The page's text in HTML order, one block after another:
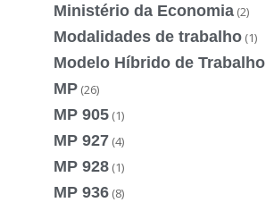
Ministério da Economia (2)
Modalidades de trabalho (1)
Modelo Híbrido de Trabalho
MP (26)
MP 905 (1)
MP 927 (4)
MP 928 (1)
MP 936 (8)